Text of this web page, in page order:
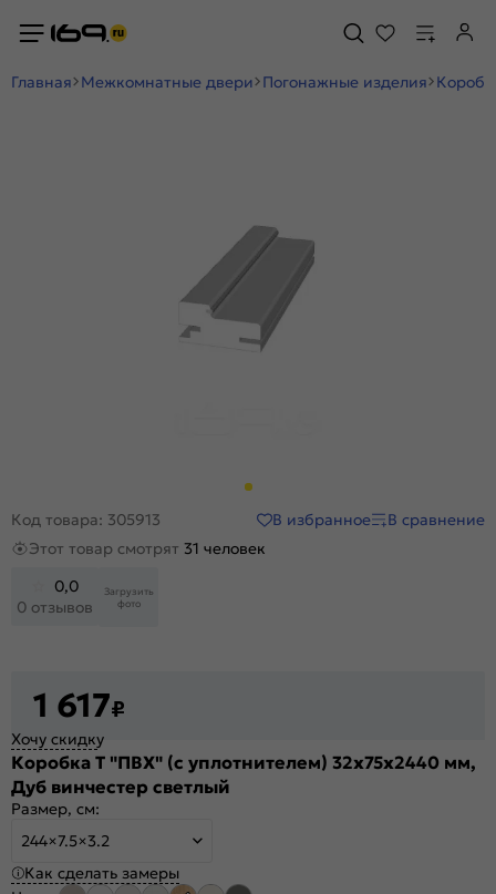
Главная Межкомнатные двери Погонажные изделия
Код товара: 305913 В избранное
В сравнение
Этот товар смотрят 31 человек
0,0
0 отзывов
Загрузить
фото
1 617₽
Хочу скидку
Коробка Т "ПВХ" (с уплотнителем) 32х75x2440 мм,
Дуб винчестер светлый
Размер, см:
244×7.5×3.2
Как сделать замеры